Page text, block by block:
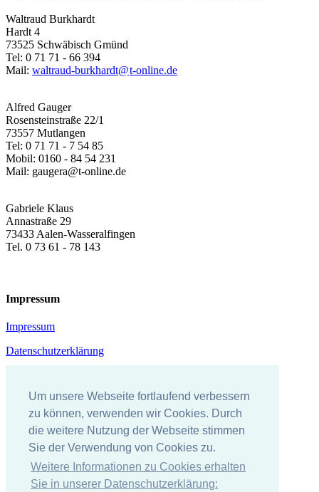
Um unsere Webseite fortlaufend verbessern
zu können, verwenden wir Cookies. Durch
die weitere Nutzung der Webseite stimmen
Sie der Verwendung von Cookies zu.
Weitere Informationen zu Cookies erhalten
Sie in unserer Datenschutzerklärung:
Waltraud Burkhardt
Hardt 4
73525 Schwäbisch Gmünd
Tel: 0 71 71 - 66 394
Mail: waltraud-burkhardt@t-online.de
Alfred Gauger
Rosensteinstraße 22/1
73557 Mutlangen
Tel: 0 71 71 - 7 54 85
Mobil: 0160 - 84 54 231
Mail: gaugera@t-online.de
Gabriele Klaus
Annastraße 29
73433 Aalen-Wasseralfingen
Tel. 0 73 61 - 78 143
Impressum
Impressum
Datenschutzerklärung